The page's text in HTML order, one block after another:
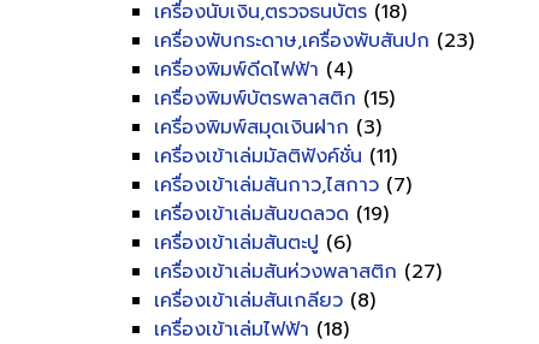
เครื่องนับเงิน,ตรวจธนบัตร (18)
เครื่องพับกระดาษ,เครื่องพับสันปก (23)
เครื่องพิมพ์ดีดไฟฟ้า (4)
เครื่องพิมพ์บัตรพลาสติก (15)
เครื่องพิมพ์สมุดเงินฝาก (3)
เครื่องเข้าเล่มมัลติฟังค์ชั่น (11)
เครื่องเข้าเล่มสันกาว,ไสกาว (7)
เครื่องเข้าเล่มสันขดลวด (19)
เครื่องเข้าเล่มสันตะปู (6)
เครื่องเข้าเล่มสันห่วงพลาสติก (27)
เครื่องเข้าเล่มสันเกลียว (8)
เครื่องเข้าเล่มไฟฟ้า (18)